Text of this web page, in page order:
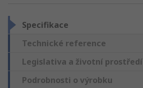
Specifikace
Technické reference
Legislativa a životní prostředí
Podrobnosti o výrobku